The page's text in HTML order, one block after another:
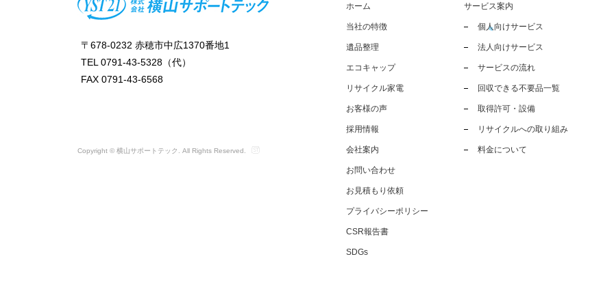
〒678-0232 赤穂市中広1370番地1
TEL 0791-43-5328（代）
FAX 0791-43-6568
Copyright © 横山サポートテック. All Rights Reserved.
ホーム
当社の特徴
遺品整理
エコキャップ
リサイクル家電
お客様の声
採用情報
会社案内
お問い合わせ
お見積もり依頼
プライバシーポリシー
CSR報告書
SDGs
サービス案内
個人向けサービス
法人向けサービス
サービスの流れ
回収できる不要品一覧
取得許可・設備
リサイクルへの取り組み
料金について